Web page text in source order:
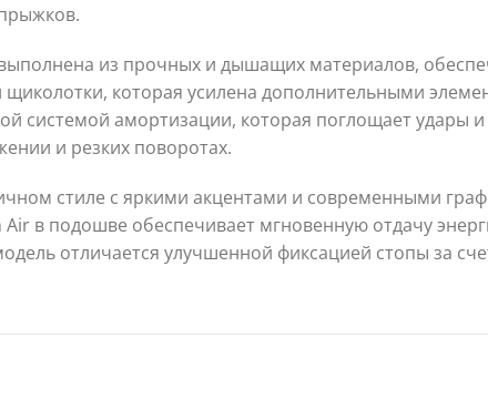
выполнена из прочных и дышащих материалов,
которая усилена дополнительными
системой амортизации, которая поглощает удары
и резких поворотах.
стиле с яркими акцентами и современными
Air в подошве обеспечивает мгновенную отдачу
отличается улучшенной фиксацией стопы за